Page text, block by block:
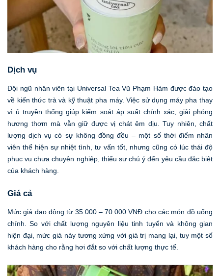
Dịch vụ
Đội ngũ nhân viên tại Universal Tea Vũ Phạm Hàm được đào tạo
về kiến thức trà và kỹ thuật pha máy. Việc sử dụng máy pha thay
vì ủ truyền thống giúp kiểm soát áp suất chính xác, giải phóng
hương thơm mà vẫn giữ được vị chát êm dịu. Tuy nhiên, chất
lượng dịch vụ có sự không đồng đều – một số thời điểm nhân
viên thể hiện sự nhiệt tình, tư vấn tốt, nhưng cũng có lúc thái độ
phục vụ chưa chuyên nghiệp, thiếu sự chú ý đến yêu cầu đặc biệt
của khách hàng.
Giá cả
Mức giá dao động từ 35.000 – 70.000 VNĐ cho các món đồ uống
chính. So với chất lượng nguyên liệu tinh tuyển và không gian
hiện đại, mức giá này tương xứng với giá trị mang lại, tuy một số
khách hàng cho rằng hơi đắt so với chất lượng thực tế.